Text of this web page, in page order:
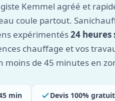
Kemmel agréé et
coule partout.
expérimentés24 heures
chauffage et vos
moins de 45 minutes en
min Devis 100% gratuit